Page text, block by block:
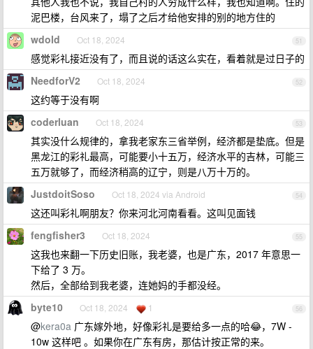
泥巴楼，台风来了，塌了之后才给他安排的别的地方住的
51
wdold Oct 18, 2024
感觉彩礼接近没有了，而且说的话这么实在，看着就是过日子的
52
NeedforV2 Oct 18, 2024
这约等于没有啊
53
coderluan Oct 18, 2024
其实没什么规律的，拿我老家东三省举例，经济都是垫底。但是
黑龙江的彩礼最高，可能要小十五万，经济水平的吉林，可能三
五万就够了，而经济稍高的辽宁，则是八万十万的。
54
JustdoitSoso Oct 18, 2024 via Android
这还叫彩礼啊朋友？你来河北河南看看。这叫见面钱
55
fengfisher3 Oct 18, 2024
这我也来翻一下历史旧账，我老婆，也是广东，2017 年意思一
下给了 3 万。
然后，全部给到我老婆，连她妈的手都没经。
56
byte10 Oct 18, 2024 1
@kera0a 广东嫁外地，好像彩礼是要给多一点的哈😂，7W -
10w 这样吧 。如果你在广东有房，那估计按正常的来。